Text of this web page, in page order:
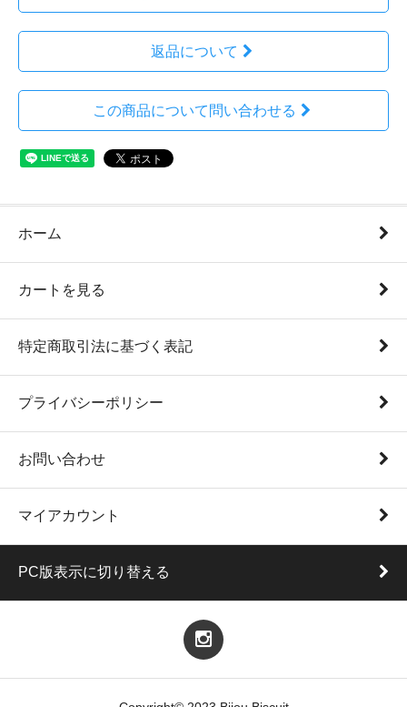
返品について
この商品について問い合わせる
ホーム
カートを見る
特定商取引法に基づく表記
プライバシーポリシー
お問い合わせ
マイアカウント
PC版表示に切り替える